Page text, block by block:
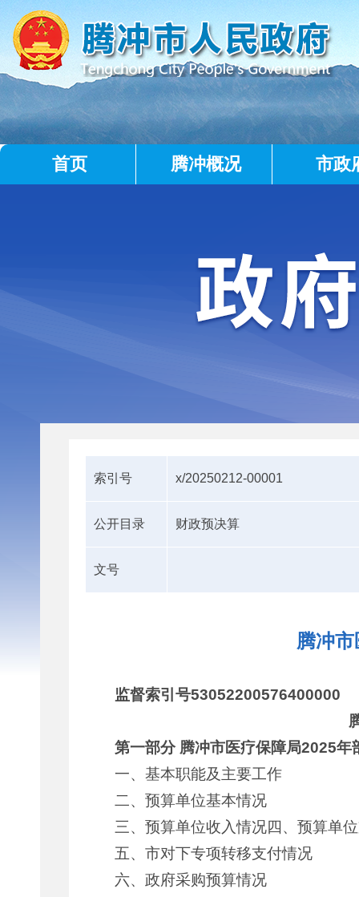
首页 腾冲概况 市政
索引号 x/20250212-00001
公开目录 财政预决算
文号
腾冲
监督索引号53052200576400000
第一部分 腾冲市医疗保障局2025年
一、基本职能及主要工作
二、预算单位基本情况
三、预算单位收入情况四、预算单
五、市对下专项转移支付情况
六、政府采购预算情况